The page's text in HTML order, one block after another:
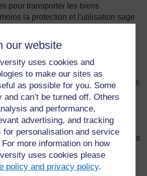
our website
uses cookies and
to make our sites as
as possible for you. Some
and can’t be turned off. Others
and performance,
advertising, and tracking
for personalisation and service
more information on how
uses cookies please
policy and privacy policy.
pour transporter les biens
la protection et l'utilisation sage
enfin déterminé la capacité de la
et à développer la vie pour les
est couvert de montagnes qui
refuge pour certains peuples. Le reste
de plaines fertiles. C'est là où
Les agriculteurs n'avaient
surexploitation de la terre puisque
d'eau inondaient les terres
Elles étaient si fertiles que les
Le Togo dispose aussi
comme les phosphates, le
de grandes entreprises.